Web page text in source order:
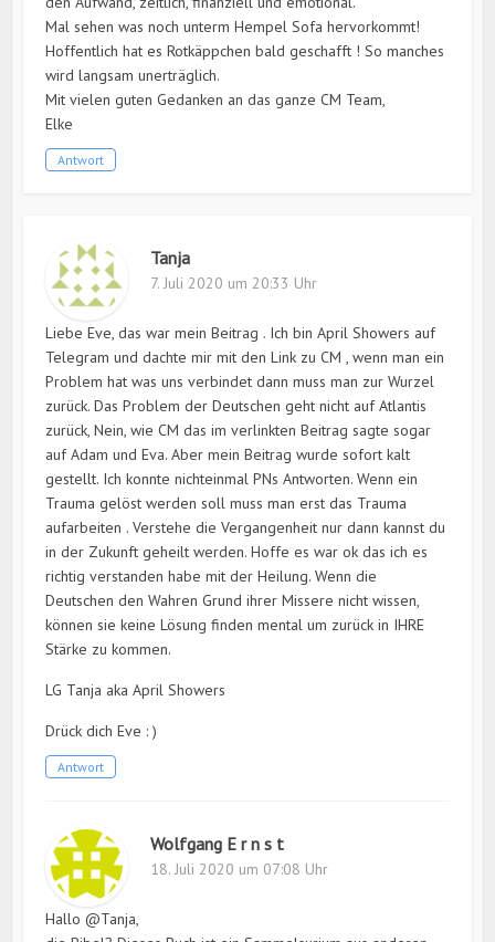
Mal sehen was noch unterm Hempel Sofa hervorkommt!
Hoffentlich hat es Rotkäppchen bald geschafft ! So manches
wird langsam unerträglich.
Mit vielen guten Gedanken an das ganze CM Team,
Elke
Antwort
Tanja
7. Juli 2020 um 20:33 Uhr
Liebe Eve, das war mein Beitrag . Ich bin April Showers auf
Telegram und dachte mir mit den Link zu CM , wenn man ein
Problem hat was uns verbindet dann muss man zur Wurzel
zurück. Das Problem der Deutschen geht nicht auf Atlantis
zurück, Nein, wie CM das im verlinkten Beitrag sagte sogar
auf Adam und Eva. Aber mein Beitrag wurde sofort kalt
gestellt. Ich konnte nichteinmal PNs Antworten. Wenn ein
Trauma gelöst werden soll muss man erst das Trauma
aufarbeiten . Verstehe die Vergangenheit nur dann kannst du
in der Zukunft geheilt werden. Hoffe es war ok das ich es
richtig verstanden habe mit der Heilung. Wenn die
Deutschen den Wahren Grund ihrer Missere nicht wissen,
können sie keine Lösung finden mental um zurück in IHRE
Stärke zu kommen.
LG Tanja aka April Showers
Drück dich Eve : )
Antwort
Wolfgang E r n s t
18. Juli 2020 um 07:08 Uhr
Hallo @Tanja,